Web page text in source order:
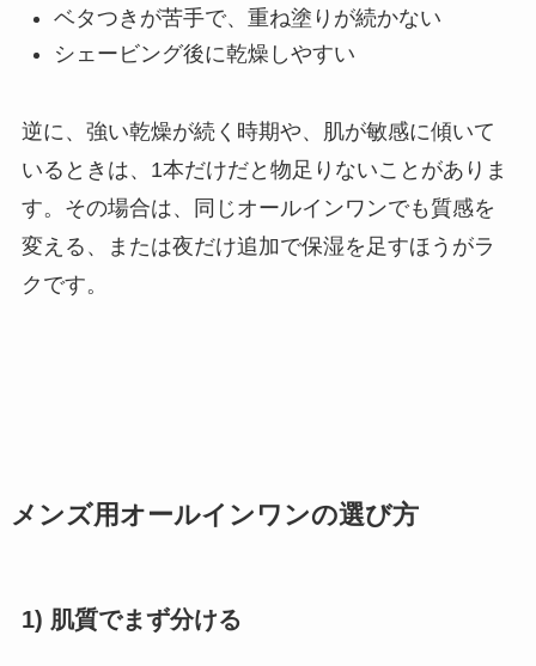
ベタつきが苦手で、重ね塗りが続かない
シェービング後に乾燥しやすい
逆に、強い乾燥が続く時期や、肌が敏感に傾いて
いるときは、1本だけだと物足りないことがありま
す。その場合は、同じオールインワンでも質感を
変える、または夜だけ追加で保湿を足すほうがラ
クです。
メンズ用オールインワンの選び方
1) 肌質でまず分ける